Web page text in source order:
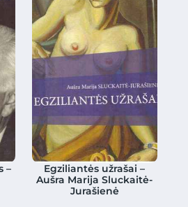
–
Egziliantės užrašai –
Aušra Marija Sluckaitė-
Jurašienė